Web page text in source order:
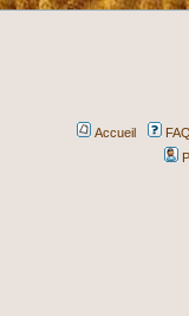
Accueil